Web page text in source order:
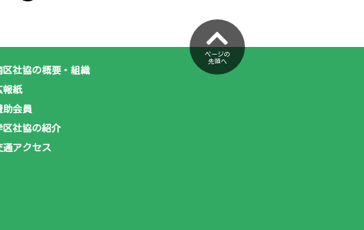
ページの
先頭へ
区社協の概要・組織
報紙
助会員
区社協の紹介
通アクセス